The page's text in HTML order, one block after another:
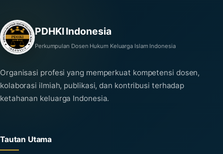
PDHKI Indonesia
Perkumpulan Dosen Hukum Keluarga Islam Indonesia
Organisasi profesi yang memperkuat kompetensi dosen,
kolaborasi ilmiah, publikasi, dan kontribusi terhadap
ketahanan keluarga Indonesia.
Tautan Utama